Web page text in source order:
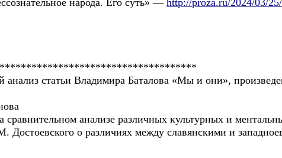
народа. Его суть» —http://proza.ru/2024/03/
статьи Владимира Баталова «Мы и они»,
сравнительном анализе различных культурных и
Достоевского о различиях между славянскими и